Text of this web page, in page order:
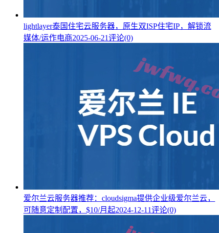
lightlayer泰国住宅云服务器，原生双ISP住宅IP，解锁流
媒体/运作电商2025-06-21评论(0)
爱尔兰云服务器推荐：cloudsigma提供企业级爱尔兰云，
可随意定制配置，$10/月起2024-12-11评论(0)